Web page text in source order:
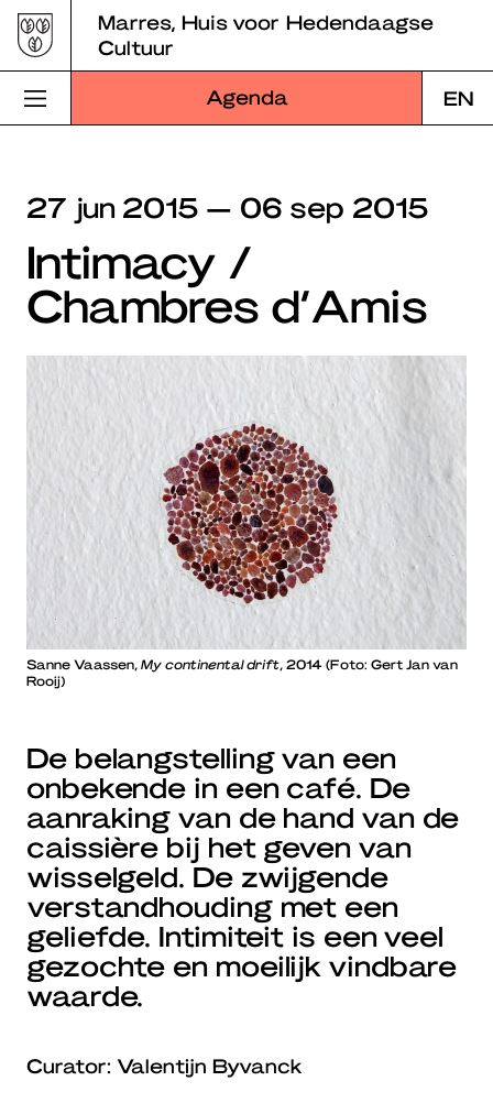
Skip
to
content
Marres, Huis voor Hedendaagse
Cultuur
Agenda EN
Programma
Educatie
Over Marres
Marres Kitchen
Shop
Zoek
27 jun 2015 — 06 sep 2015
Intimacy /
Chambres d’Amis
Sanne Vaassen, My continental drift , 2014 (Foto: Gert Jan van
Rooij)
De belangstelling van een
onbekende in een café. De
aanraking van de hand van de
caissière bij het geven van
wisselgeld. De zwijgende
verstandhouding met een
geliefde. Intimiteit is een veel
gezochte en moeilijk vindbare
waarde.
Curator: Valentijn Byvanck